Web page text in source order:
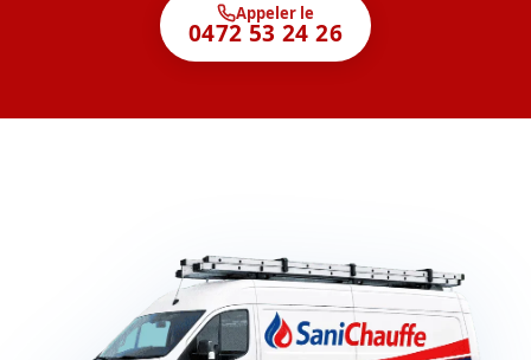
Appeler le
0472 53 24 26